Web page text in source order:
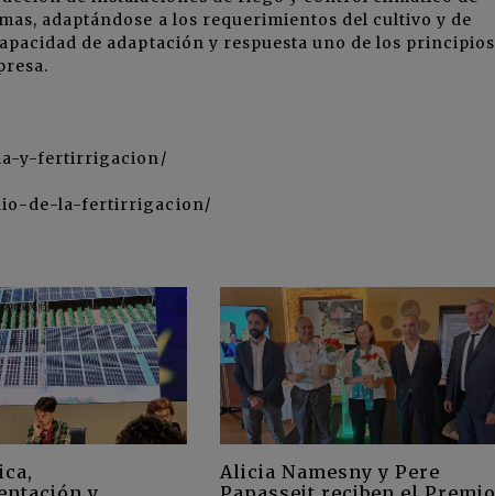
adaptándose a los requerimientos del cultivo y de
de adaptación y respuesta uno de los principios
y-fertirrigacion/
de-la-fertirrigacion/
Alicia Namesny y Pere